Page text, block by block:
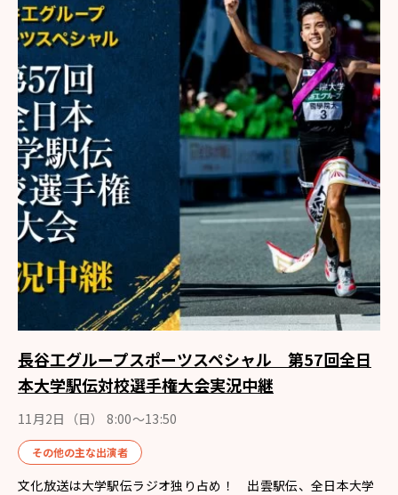
長谷工グループスポーツスペシャル 第57回全日
本大学駅伝対校選手権大会実況中継
11月2日（日） 8:00〜13:50
その他の主な出演者
文化放送は大学駅伝ラジオ独り占め！ 出雲駅伝、全日本大学